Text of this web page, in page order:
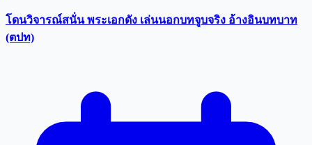
โดนวิจารณ์สนั่น พระเอกดัง เล่นนอกบทจูบจริง อ้างอินบทบาท
(ตปท)